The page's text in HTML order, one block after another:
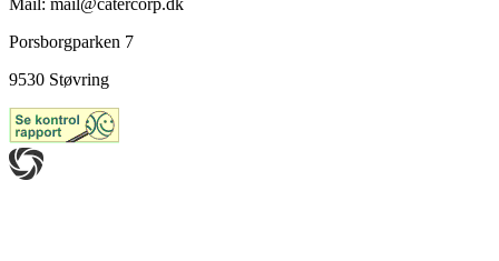
Porsborgparken 7
9530 Støvring